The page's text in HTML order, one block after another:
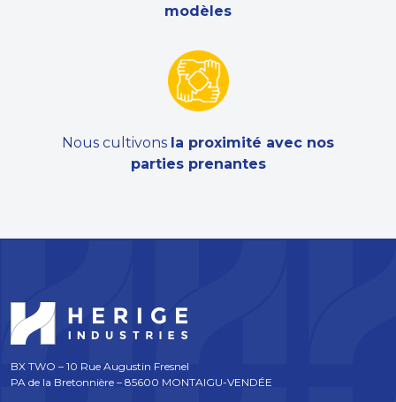
modèles
Nous cultivons la proximité avec nos
parties prenantes
BX TWO – 10 Rue Augustin Fresnel
PA de la Bretonnière – 85600 MONTAIGU-VENDÉE